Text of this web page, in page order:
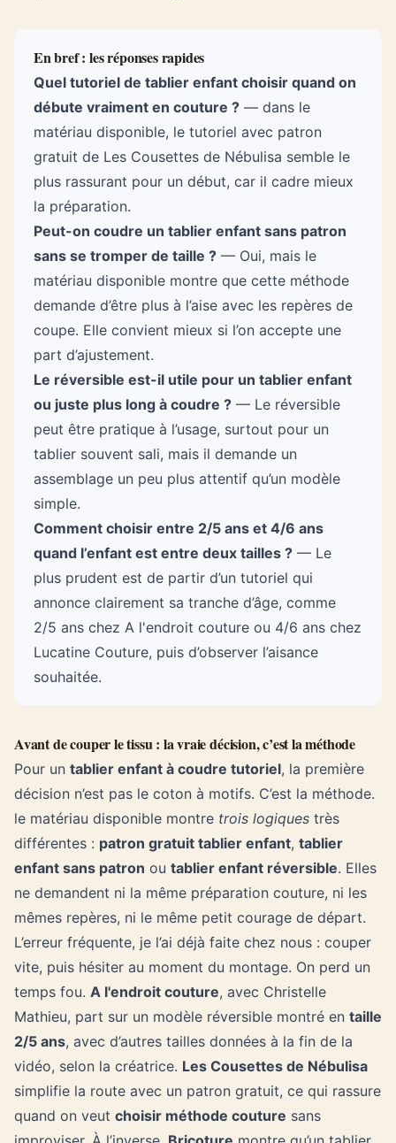
En bref : les réponses rapides
Quel tutoriel de tablier enfant choisir quand on
débute vraiment en couture ? — dans le
matériau disponible, le tutoriel avec patron
gratuit de Les Cousettes de Nébulisa semble le
plus rassurant pour un début, car il cadre mieux
la préparation.
Peut-on coudre un tablier enfant sans patron
sans se tromper de taille ? — Oui, mais le
matériau disponible montre que cette méthode
demande d’être plus à l’aise avec les repères de
coupe. Elle convient mieux si l’on accepte une
part d’ajustement.
Le réversible est-il utile pour un tablier enfant
ou juste plus long à coudre ? — Le réversible
peut être pratique à l’usage, surtout pour un
tablier souvent sali, mais il demande un
assemblage un peu plus attentif qu’un modèle
simple.
Comment choisir entre 2/5 ans et 4/6 ans
quand l’enfant est entre deux tailles ? — Le
plus prudent est de partir d’un tutoriel qui
annonce clairement sa tranche d’âge, comme
2/5 ans chez A l'endroit couture ou 4/6 ans chez
Lucatine Couture, puis d’observer l’aisance
souhaitée.
Avant de couper le tissu : la vraie décision, c’est la méthode
Pour un tablier enfant à coudre tutoriel, la première
décision n’est pas le coton à motifs. C’est la méthode.
le matériau disponible montre trois logiques très
différentes : patron gratuit tablier enfant, tablier
enfant sans patron ou tablier enfant réversible. Elles
ne demandent ni la même préparation couture, ni les
mêmes repères, ni le même petit courage de départ.
L’erreur fréquente, je l’ai déjà faite chez nous : couper
vite, puis hésiter au moment du montage. On perd un
temps fou. A l'endroit couture, avec Christelle
Mathieu, part sur un modèle réversible montré en taille
2/5 ans, avec d’autres tailles données à la fin de la
vidéo, selon la créatrice. Les Cousettes de Nébulisa
simplifie la route avec un patron gratuit, ce qui rassure
quand on veut choisir méthode couture sans